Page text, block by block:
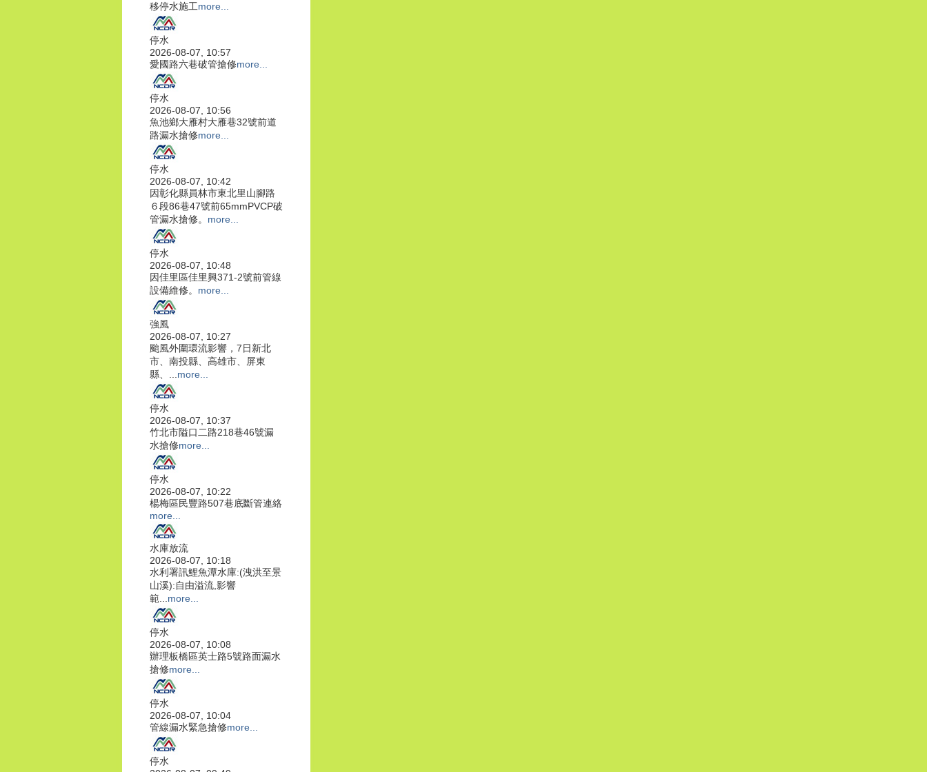
移停水施工more...
停水
2026-08-07, 10:57
愛國路六巷破管搶修more...
停水
2026-08-07, 10:56
魚池鄉大雁村大雁巷32號前道
路漏水搶修more...
停水
2026-08-07, 10:42
因彰化縣員林市東北里山腳路
６段86巷47號前65mmPVCP破
管漏水搶修。 more...
停水
2026-08-07, 10:48
因佳里區佳里興371-2號前管線
設備維修。 more...
強風
2026-08-07, 10:27
颱風外圍環流影響，7日新北
市、南投縣、高雄市、屏東
縣、...more...
停水
2026-08-07, 10:37
竹北市隘口二路218巷46號漏
水搶修more...
停水
2026-08-07, 10:22
楊梅區民豐路507巷底斷管連絡
more...
水庫放流
2026-08-07, 10:18
水利署訊鯉魚潭水庫:(洩洪至景
山溪):自由溢流,影響
範...more...
停水
2026-08-07, 10:08
辦理板橋區英士路5號路面漏水
搶修more...
停水
2026-08-07, 10:04
管線漏水緊急搶修more...
停水